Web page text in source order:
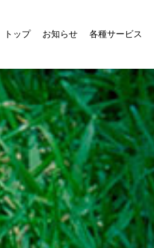
トップ お知らせ 各種サービス